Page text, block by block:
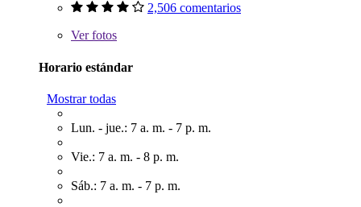
2,506 comentarios
Verfotos
Horario estándar
Mostrar todas
Lun. - jue.: 7 a. m. - 7 p. m.
Vie.: 7 a. m. - 8 p. m.
Sáb.: 7 a. m. - 7 p. m.